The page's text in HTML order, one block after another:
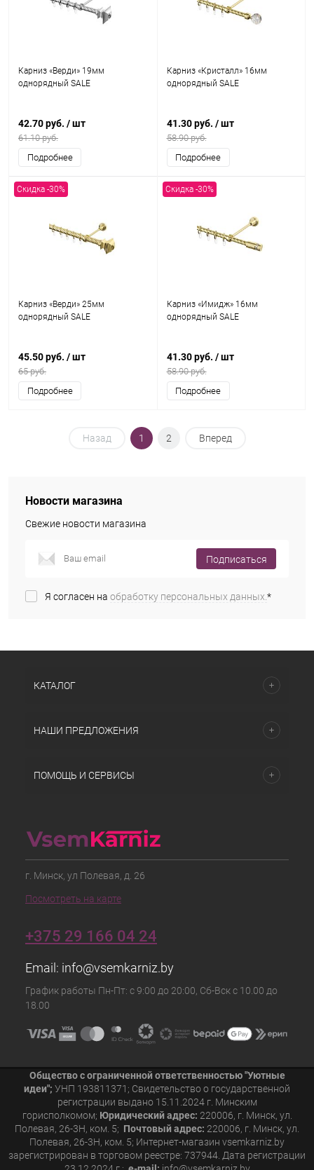
Карниз «Верди» 19мм
однорядный SALE
42.70 руб. / шт
61.10 руб.
Подробнее
Карниз «Кристалл» 16мм
однорядный SALE
41.30 руб. / шт
58.90 руб.
Подробнее
Скидка -30%
Карниз «Верди» 25мм
однорядный SALE
45.50 руб. / шт
65 руб.
Подробнее
Скидка -30%
Карниз «Имидж» 16мм
однорядный SALE
41.30 руб. / шт
58.90 руб.
Подробнее
Назад 1 2 Вперед
Новости магазина
Свежие новости магазина
Подписаться
Я согласен на обработку персональных данных. *
КАТАЛОГ
НАШИ ПРЕДЛОЖЕНИЯ
ПОМОЩЬ И СЕРВИСЫ
г. Минск, ул Полевая, д. 26
Посмотреть на карте
+375 29 166 04 24
Email: info@vsemkarniz.by
График работы Пн-Пт: с 9:00 до 20:00, Сб-Вск с 10.00 до
18.00
Общество с ограниченной ответственностью "Уютные
идеи"; УНП 193811371; Свидетельство о государственной
регистрации выдано 15.11.2024 г. Минским
горисполкомом; Юридический адрес: 220006, г. Минск, ул.
Полевая, 26-3Н, ком. 5; Почтовый адрес: 220006, г. Минск, ул.
Полевая, 26-3Н, ком. 5; Интернет-магазин vsemkarniz.by
зарегистрирован в торговом реестре: 737944. Дата регистрации